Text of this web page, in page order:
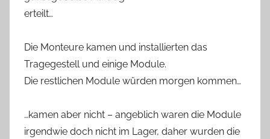
erteilt…
Die Monteure kamen und installierten das
Tragegestell und einige Module.
Die restlichen Module würden morgen kommen…
…kamen aber nicht – angeblich waren die Module
irgendwie doch nicht im Lager, daher wurden die